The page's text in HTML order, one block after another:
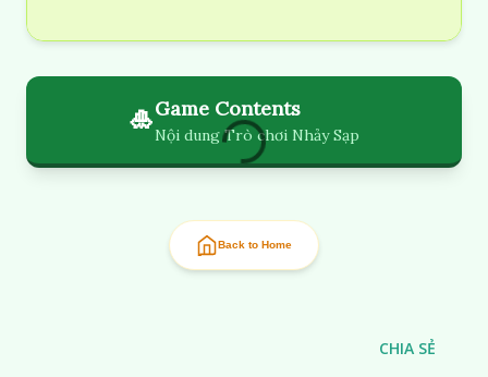
🎍Game Contents
Nội dung Trò chơi Nhảy Sạp
Back to Home
CHIA SẺ